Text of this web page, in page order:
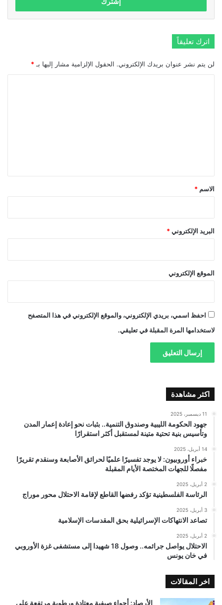
اترك تعليقاً
لن يتم نشر عنوان بريدك الإلكتروني. الحقول الإلزامية مشار إليها بـ *
*
الاسم *
البريد الإلكتروني *
الموقع الإلكتروني
احفظ اسمي، بريدي الإلكتروني، والموقع الإلكتروني في هذا المتصفح
لاستخدامها المرة المقبلة في تعليقي.
اكثر مشاهدة
11 ديسمبر، 2025
جهود الحكومة الليبية وصندوق التنمية.. بثبات نحو إعادة إعمار المدن
وتأسيس بنية تحتية متينة لمستقبل أكثر استقرارًا
14 أبريل، 2025
خبراء أوروبيون: لا يوجد تفسيرًا علميًا لحرائق الأصابعة وسنقدم تقريرًا
مفصلًا للجهات المختصة الأيام المقبلة
2 أبريل، 2025
الرئاسة الفلسطينية تؤكد رفضها القاطع لإقامة الاحتلال محور موراج
3 أبريل، 2025
تصاعد الانتهاكات الإسرائيلية بحق المقدسات الإسلامية
2 أبريل، 2025
الاحتلال يواصل جرائمه.. وصول 18 شهيدا إلى مستشفى غزة الأوروبي
في خان يونس
اخر المقالات
الأرصاد: أجواء صيفية معتادة ورطوبة مرتفعة على